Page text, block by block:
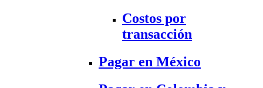
Costos por
transacción
Pagar en México